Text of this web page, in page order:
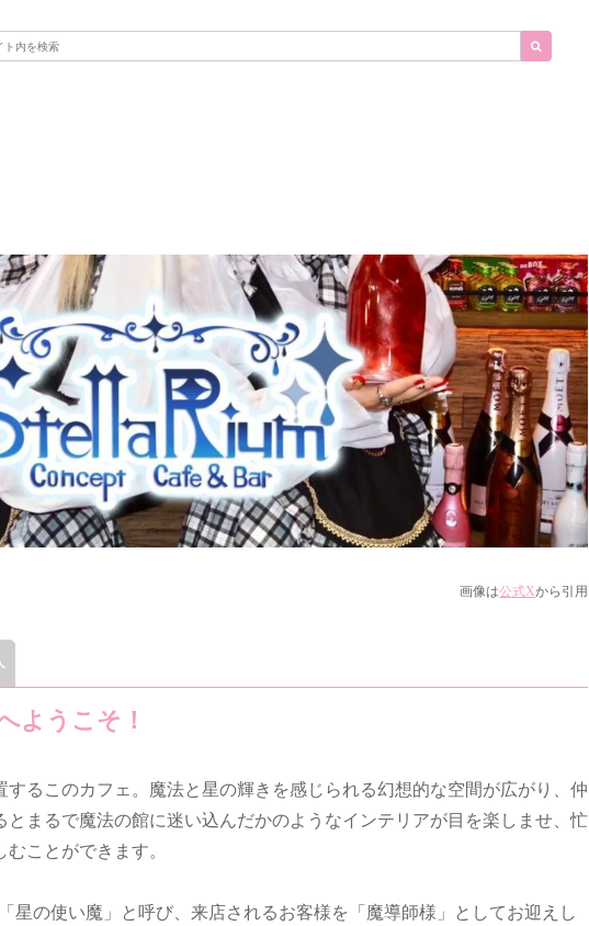
画像は公式Xから引用
ようこそ！
するこのカフェ。魔法と星の輝きを感じられる幻想的な空間が広がり、仲
とまるで魔法の館に迷い込んだかのようなインテリアが目を楽しませ、忙
ことができます。
星の使い魔」と呼び、来店されるお客様を「魔導師様」としてお迎えし